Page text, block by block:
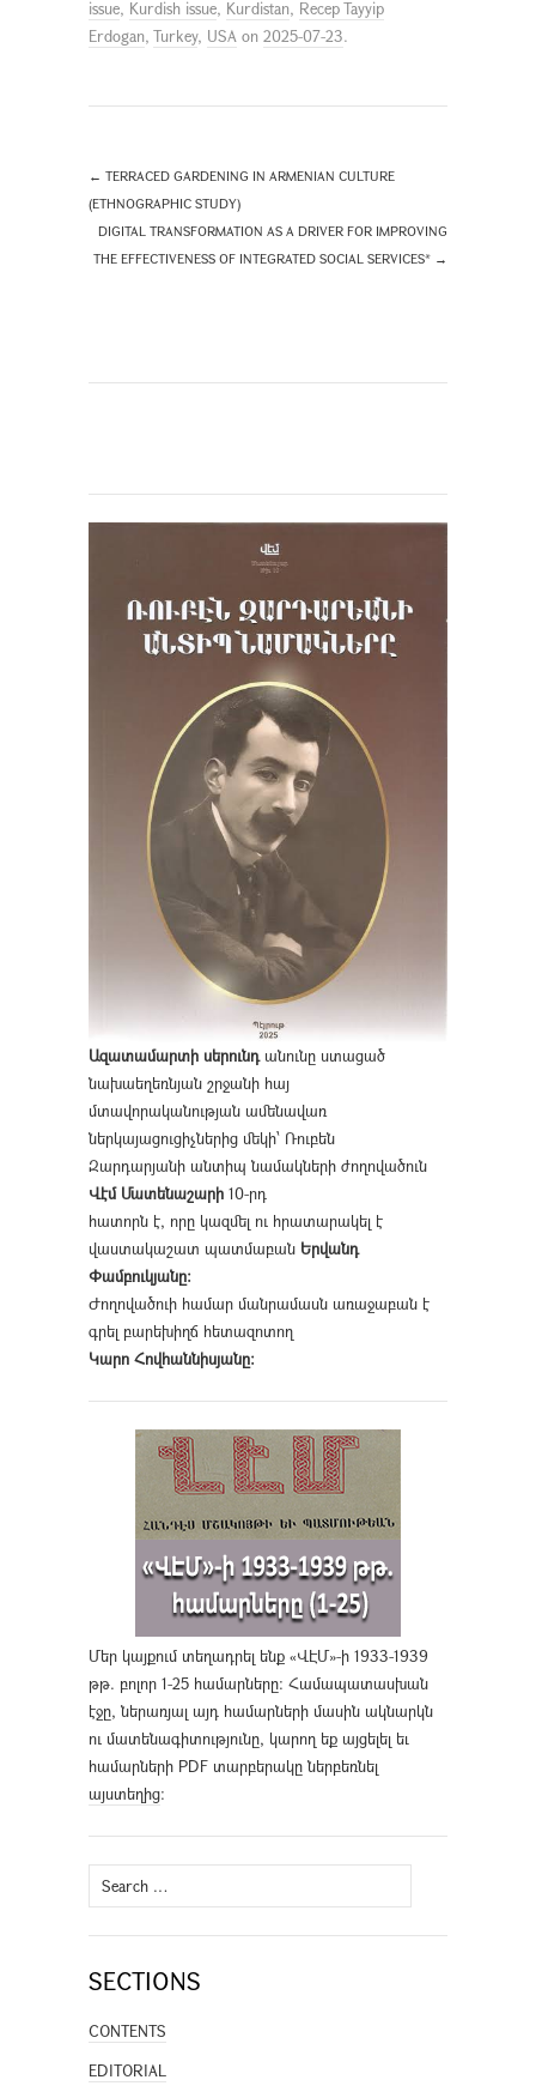
issue, Kurdish issue, Kurdistan, Recep Tayyip
Erdogan, Turkey, USA on 2025-07-23.
← TERRACED GARDENING IN ARMENIAN CULTURE
(ETHNOGRAPHIC STUDY)
DIGITAL TRANSFORMATION AS A DRIVER FOR IMPROVING
THE EFFECTIVENESS OF INTEGRATED SOCIAL SERVICES* →
Ազատամարտի սերունդանունը ստացած
նախաեղեռնյան շրջանի հայ
մտավորականության ամենավառ
ներկայացուցիչներից մեկի՝ Ռուբեն
Զարդարյանի անտիպ նամակների ժողովածուն
Վէմ Մատենաշարի 10-րդ
հատորն է, որը կազմել ու հրատարակել է
վաստակաշատ պատմաբան Երվանդ
Փամբուկյանը։
Ժողովածուի համար մանրամասն առաջաբան է
գրել բարեխիղճ հետազոտող
Կարո Հովհաննիսյանը։
Մեր կայքում տեղադրել ենք «ՎԷՄ»-ի 1933-1939
թթ. բոլոր 1-25 համարները։ Համապատասխան
էջը, ներառյալ այդ համարների մասին ակնարկն
ու մատենագիտությունը, կարող եք այցելել եւ
համարների PDF տարբերակը ներբեռնել
այստեղից։
Search
for:
SECTIONS
CONTENTS
EDITORIAL